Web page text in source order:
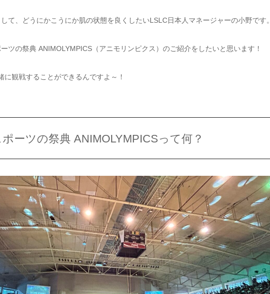
て、どうにかこうにか肌の状態を良くしたいLSLC日本人マネージャーの小野です。
ツの祭典 ANIMOLYMPICS（アニモリンピクス）のご紹介をしたいと思います！
に観戦することができるんですよ～！
ーツの祭典 ANIMOLYMPICSって何？